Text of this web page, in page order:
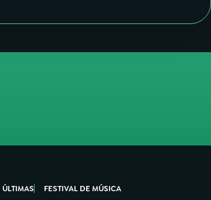
ÚLTIMAS FESTIVAL DE MÚSICA